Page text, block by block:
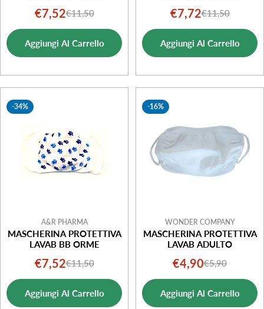
Prezzo
di
vendita
€7,52Prezzo
normale
€11,50
Aggiungi Al Carrello
Prezzo
di
vendita
€7,72Prezzo
normale
€11,50
Aggiungi Al Carrello
-34%
A&R PHARMA
MASCHERINA PROTETTIVA
LAVAB BB ORME
Prezzo
di
vendita
€7,52Prezzo
normale
€11,50
Aggiungi Al Carrello
-16%
WONDER COMPANY
MASCHERINA PROTETTIVA
LAVAB ADULTO
Prezzo
di
vendita
€4,90Prezzo
normale
€5,90
Aggiungi Al Carrello